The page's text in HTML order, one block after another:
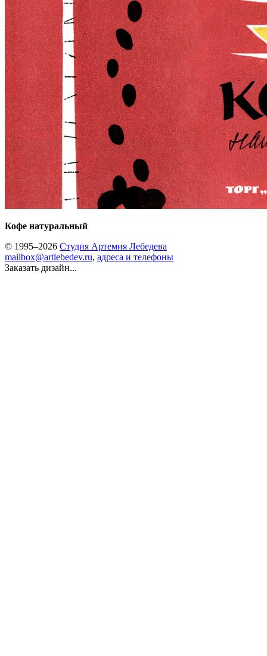
Кофе натуральный
© 1995–2026 Студия Артемия Лебедева
mailbox@artlebedev.ru, адреса и телефоны
Заказать дизайн...